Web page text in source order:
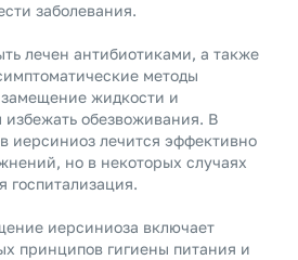
заболевания.
лечен антибиотиками, а также
методы
жидкости и
избежать обезвоживания. В
иерсиниоз лечится эффективно
но в некоторых случаях
госпитализация.
иерсиниоза включает
принципов гигиены питания и